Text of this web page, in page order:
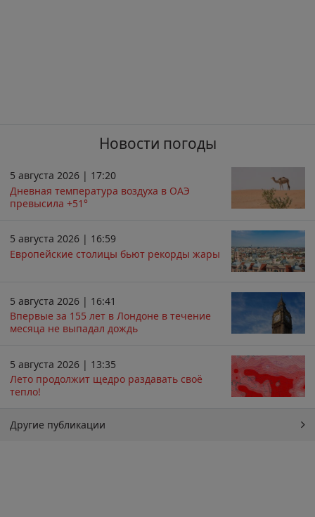
Новости погоды
5 августа 2026 | 17:20
Дневная температура воздуха в ОАЭ
превысила +51°
5 августа 2026 | 16:59
Европейские столицы бьют рекорды жары
5 августа 2026 | 16:41
Впервые за 155 лет в Лондоне в течение
месяца не выпадал дождь
5 августа 2026 | 13:35
Лето продолжит щедро раздавать своё
тепло!
Другие публикации